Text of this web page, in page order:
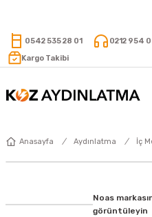
0542 535 28 01 0212 954
Kargo Takibi
Anasayfa Aydınlatma İç
Noas
görüntüleyin